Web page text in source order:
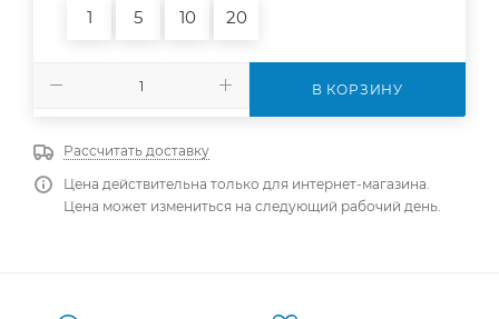
1
5 10 20
В КОРЗИНУ
Рассчитать доставку
Цена действительна только для интернет-магазина.
Цена может измениться на следующий рабочий день.